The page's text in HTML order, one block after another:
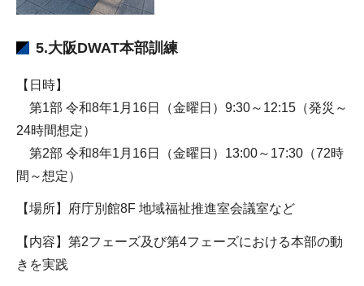
5.大阪DWAT本部訓練
【日時】
第1部 令和8年1月16日（金曜日）9:30～12:15（発災～
24時間想定）
第2部 令和8年1月16日（金曜日）13:00～17:30（72時
間～想定）
【場所】府庁別館8F 地域福祉推進室会議室など
【内容】第2フェーズ及び第4フェーズにおける本部の動
きを実践